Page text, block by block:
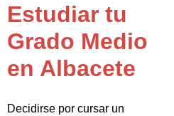
Estudiar tu
Grado Medio
en Albacete
Decidirse por cursar un